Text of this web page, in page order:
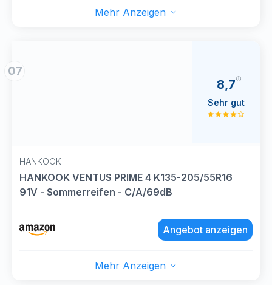
Mehr Anzeigen
07
HANKOOK
HANKOOK VENTUS PRIME 4 K135-205/55R16
91V - Sommerreifen - C/A/69dB
8,7
Sehr gut
Angebot anzeigen
Mehr Anzeigen